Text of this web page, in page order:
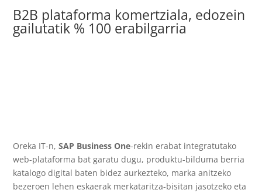
B2B plataforma komertziala, edozein
gailutatik % 100 erabilgarria
Oreka IT-n,SAP Business One-rekin erabat integratutako
web-plataforma bat garatu dugu, produktu-bilduma berria
katalogo digital baten bidez aurkezteko, marka anitzeko
bezeroen lehen eskaerak merkataritza-bisitan jasotzeko eta